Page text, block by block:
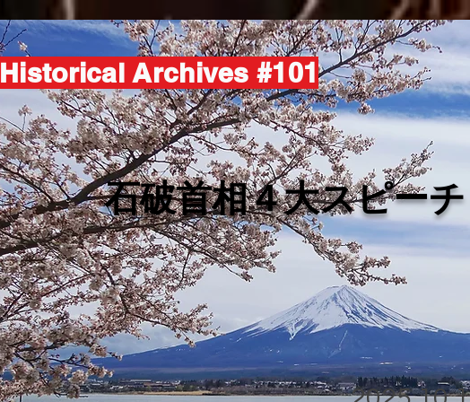
Historical Archives #101
​石破首相４大スピーチ